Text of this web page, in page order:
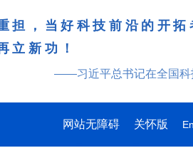
，当好科技前沿的开
立新功！
——习近平总书记在全国科
网站无障碍 关怀版